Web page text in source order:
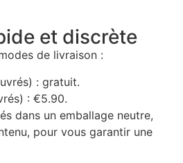
et discrète
de livraison :
: gratuit.
: €5.90.
dans un emballage neutre,
pour vous garantir une